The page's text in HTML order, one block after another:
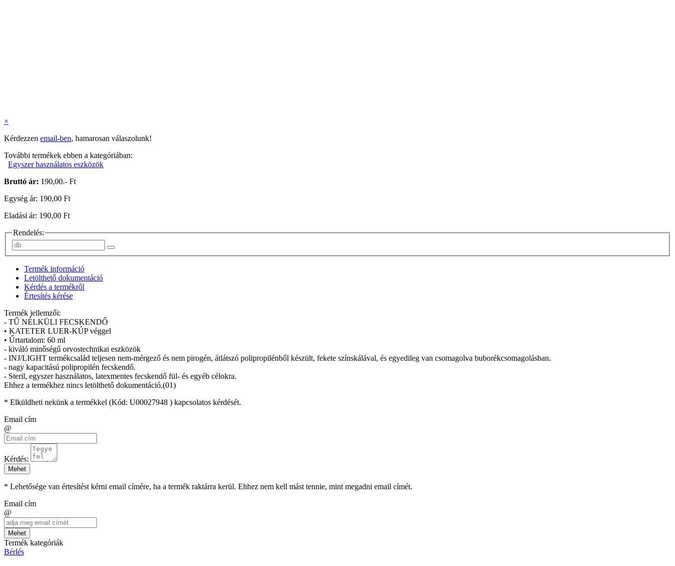
×
Kérdezzen email-ben, hamarosan válaszolunk!
További termékek ebben a kategóriában:
Egyszer használatos eszközök
Bruttó ár: 190,00.- Ft
Egység ár: 190,00 Ft
Eladási ár: 190,00 Ft
Rendelés:
Termék információ
Letölthető dokumentáció
Kérdés a termékről
Értesítés kérése
Termék jellemzői:
- TŰ NÉLKÜLI FECSKENDŐ
• KATETER LUER-KÚP véggel
• Űrtartalom: 60 ml
- kiváló minőségű orvostechnikai eszközök
- INJ/LIGHT termékcsalád teljesen nem-mérgező és nem pirogén, átlátszó polipropilénből készült, fekete színskálával, és egyedileg van csomagolva buborékcsomagolásban.
- nagy kapacitású polipropilén fecskendő.
- Steril, egyszer használatos, latexmentes fecskendő fül- és egyéb célokra.
Ehhez a termékhez nincs letölthető dokumentáció.(01)
* Elküldheti nekünk a termékkel (Kód: U00027948 ) kapcsolatos kérdését.
Email cím
@
Kérdés:
Mehet
* Lehetősége van értesítést kérni email címére, ha a termék raktárra kerül. Ehhez nem kell mást tennie, mint megadni email címét.
Email cím
@
Mehet
Termék kategóriák
Bérlés